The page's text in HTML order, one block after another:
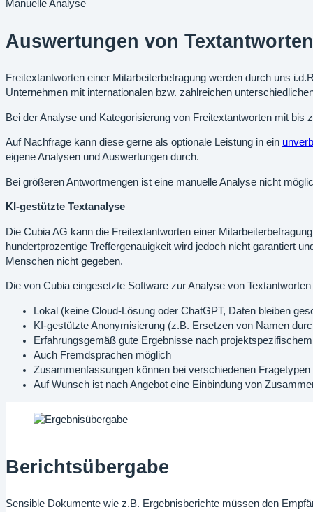
Manuelle Analyse
Auswertungen von Textantworten
Freitextantworten einer Mitarbeiterbefragung werden durch uns
Unternehmen mit internationalen bzw. zahlreichen
Bei der Analyse und Kategorisierung von Freitextantworten mit
Auf Nachfrage kann diese gerne als optionale Leistung in ein
eigene Analysen und Auswertungen durch.
Bei größeren Antwortmengen ist eine manuelle Analyse nicht
KI-gestützte Textanalyse
Die Cubia AG kann die Freitextantworten einer
hundertprozentige Treffergenauigkeit wird jedoch nicht garantiert
Menschen nicht gegeben.
Die von Cubia eingesetzte Software zur Analyse von
Lokal (keine Cloud-Lösung oder ChatGPT, Daten bleiben
KI-gestützte Anonymisierung (z.B. Ersetzen von Namen
Erfahrungsgemäß gute Ergebnisse nach
Auch Fremdsprachen möglich
Zusammenfassungen können bei verschiedenen
Auf Wunsch ist nach Angebot eine Einbindung von
Berichtsübergabe
Sensible Dokumente wie z.B. Ergebnisberichte müssen den